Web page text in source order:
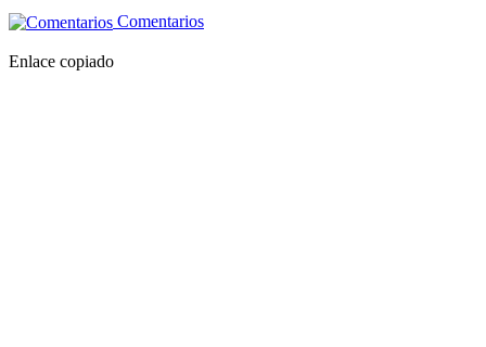
Comentarios
Enlace copiado